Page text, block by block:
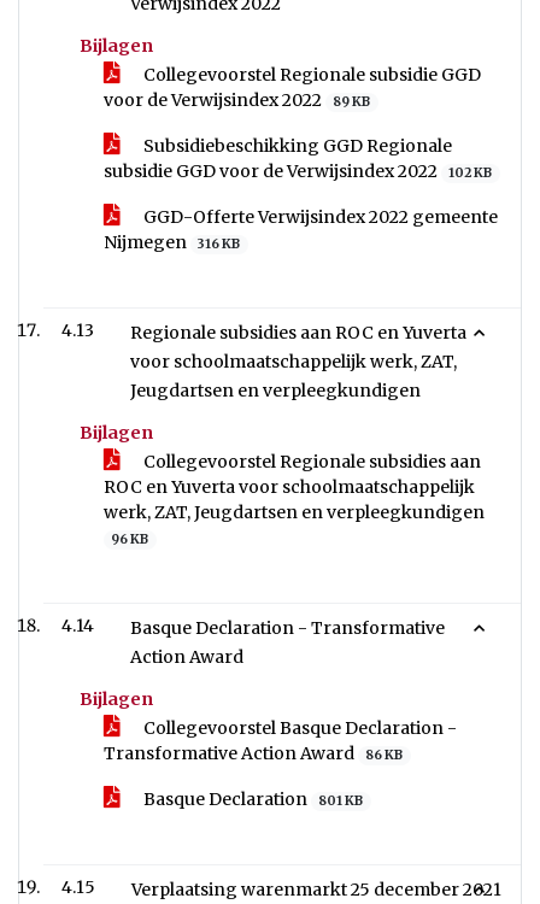
Bijlagen
Collegevoorstel Regionale subsidie GGD
voor de Verwijsindex 2022
89 KB
Subsidiebeschikking GGD Regionale
subsidie GGD voor de Verwijsindex 2022
102 KB
GGD-Offerte Verwijsindex 2022 gemeente
Nijmegen
316 KB
4.13
Regionale subsidies aan ROC en Yuverta
voor schoolmaatschappelijk werk, ZAT,
Jeugdartsen en verpleegkundigen
Bijlagen
Collegevoorstel Regionale subsidies aan
ROC en Yuverta voor schoolmaatschappelijk
werk, ZAT, Jeugdartsen en verpleegkundigen
96 KB
4.14
Basque Declaration - Transformative
Action Award
Bijlagen
Collegevoorstel Basque Declaration -
Transformative Action Award
86 KB
Basque Declaration 801 KB
4.15 Verplaatsing warenmarkt 25 december 2021